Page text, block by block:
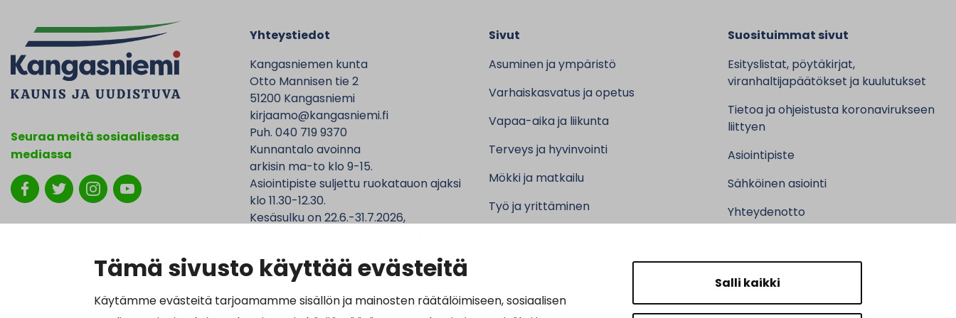
Tämä sivusto käyttää evästeitä
Käytämme evästeitä tarjoamamme sisällön ja mainosten räätälöimiseen, sosiaalisen
Salli kaikki
Seuraa meitä sosiaalisessa
mediassa
Yhteystiedot
Kangasniemen kunta
Otto Mannisen tie 2
51200 Kangasniemi
kirjaamo@kangasniemi.fi
Puh. 040 719 9370
Kunnantalo avoinna
arkisin ma-to klo 9-15.
Asiointipiste suljettu ruokatauon ajaksi
klo 11.30-12.30.
Kesäsulku on 22.6.-31.7.2026,
Sivut
Asuminen ja ympäristö
Varhaiskasvatus ja opetus
Vapaa-aika ja liikunta
Terveys ja hyvinvointi
Mökki ja matkailu
Työ ja yrittäminen
Suosituimmat sivut
Esityslistat, pöytäkirjat,
viranhaltijapäätökset ja kuulutukset
Tietoa ja ohjeistusta koronavirukseen
liittyen
Asiointipiste
Sähköinen asiointi
Yhteydenotto